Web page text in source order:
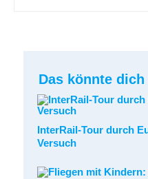
Das könnte
InterRail-Tour durch
Versuch